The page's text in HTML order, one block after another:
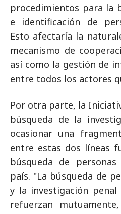
procedimientos para la
e identificación de
Esto afectaría la
mecanismo de
así como la gestión de
entre todos los actores
Por otra parte, la
búsqueda de la
ocasionar una
entre estas dos líneas
búsqueda de
país. "La búsqueda de
y la investigación
refuerzan